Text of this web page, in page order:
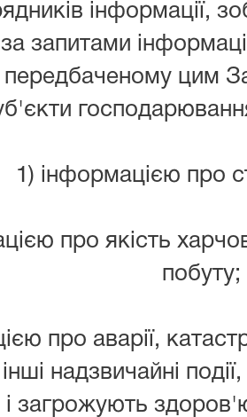
інформації,
запитами
передбаченому цим
1) інформацією про
про якість
побуту;
про аварії,
надзвичайні
і загрожують